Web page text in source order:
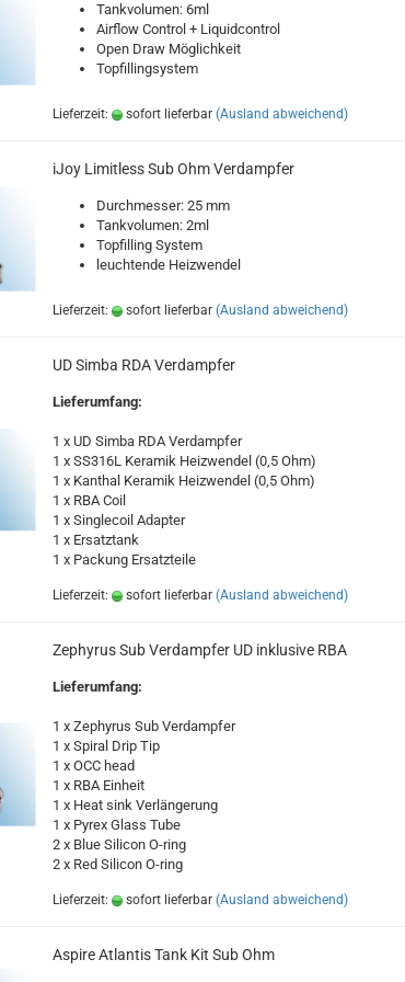
Tankvolumen: 6ml
Airflow Control + Liquidcontrol
Open Draw Möglichkeit
Topfillingsystem
Lieferzeit: sofort lieferbar (Ausland abweichend)
iJoy Limitless Sub Ohm Verdampfer
Durchmesser: 25 mm
Tankvolumen: 2ml
Topfilling System
leuchtende Heizwendel
Lieferzeit: sofort lieferbar (Ausland abweichend)
UD Simba RDA Verdampfer
Lieferumfang:
1 x UD Simba RDA Verdampfer
1 x SS316L Keramik Heizwendel (0,5 Ohm)
1 x Kanthal Keramik Heizwendel (0,5 Ohm)
1 x RBA Coil
1 x Singlecoil Adapter
1 x Ersatztank
1 x Packung Ersatzteile
Lieferzeit: sofort lieferbar (Ausland abweichend)
Zephyrus Sub Verdampfer UD inklusive RBA
Lieferumfang:
1 x Zephyrus Sub Verdampfer
1 x Spiral Drip Tip
1 x OCC head
1 x RBA Einheit
1 x Heat sink Verlängerung
1 x Pyrex Glass Tube
2 x Blue Silicon O-ring
2 x Red Silicon O-ring
Lieferzeit: sofort lieferbar (Ausland abweichend)
Aspire Atlantis Tank Kit Sub Ohm